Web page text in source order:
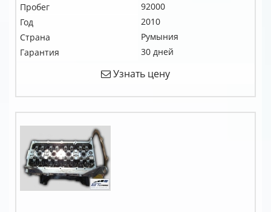
Пробег
92000
Год
2010
Страна
Румыния
Гарантия
30 дней
Узнать цену